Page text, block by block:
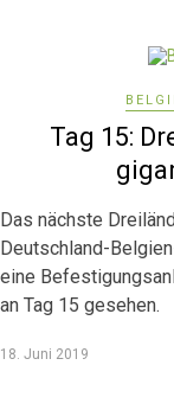
Tag 15:
Das nächste
Deutschland-
eine
an Tag 15 gesehen.
18. Juni 2019